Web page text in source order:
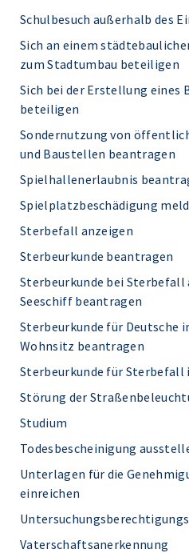
Schulbesuch außerhalb des
Sich an einem
zum Stadtumbau beteiligen
Sich bei der Erstellung eines
beteiligen
Sondernutzung von
und Baustellen beantragen
Spielhallenerlaubnis
Spielplatzbeschädigung
Sterbefall anzeigen
Sterbeurkunde beantragen
Sterbeurkunde bei Sterbefall
Seeschiff beantragen
Sterbeurkunde für Deutsche
Wohnsitz beantragen
Sterbeurkunde für Sterbefall
Störung der
Studium
Todesbescheinigung
Unterlagen für die
einreichen
Vaterschaftsanerkennung